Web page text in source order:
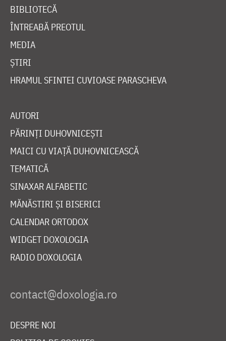
BIBLIOTECĂ
ÎNTREABĂ PREOTUL
MEDIA
ȘTIRI
HRAMUL SFINTEI CUVIOASE PARASCHEVA
AUTORI
PĂRINȚI DUHOVNICEȘTI
MAICI CU VIAȚĂ DUHOVNICEASCĂ
TEMATICĂ
SINAXAR ALFABETIC
MĂNĂSTIRI ȘI BISERICI
CALENDAR ORTODOX
WIDGET DOXOLOGIA
RADIO DOXOLOGIA
DESPRE NOI